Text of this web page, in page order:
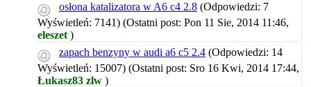
osłona katalizatora w A6 c4 2.8 (Odpowiedzi: 7
Wyświetleń: 7141) (Ostatni post: Pon 11 Sie, 2014 11:46,
eleszet )
zapach benzyny w audi a6 c5 2.4 (Odpowiedzi: 14
Wyświetleń: 15007) (Ostatni post: Sro 16 Kwi, 2014 17:44,
Łukasz83 zlw )